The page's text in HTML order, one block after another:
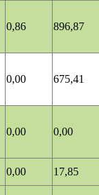
0,86 896,87
0,00 675,41
0,00 0,00
0,00
17,85